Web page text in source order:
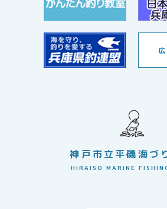
神戸市立平磯海づ
HIRAISO MARINE